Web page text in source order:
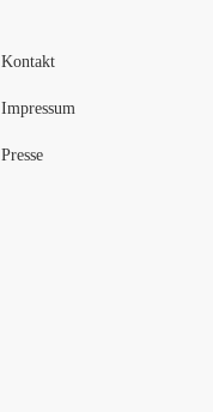
Kontakt
Impressum
Presse